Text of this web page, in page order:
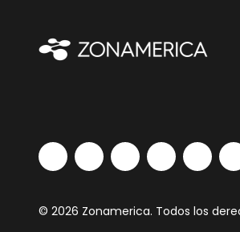
© 2026 Zonamerica. Todos los